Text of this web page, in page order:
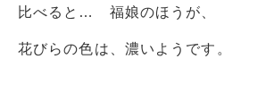
比べると… 福娘のほうが、
花びらの色は、濃いようです。